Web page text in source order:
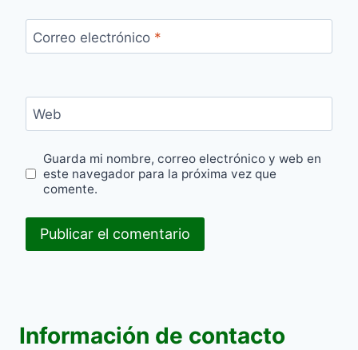
Correo electrónico *
Web
Guarda mi nombre, correo electrónico y web en
este navegador para la próxima vez que
comente.
Información de contacto